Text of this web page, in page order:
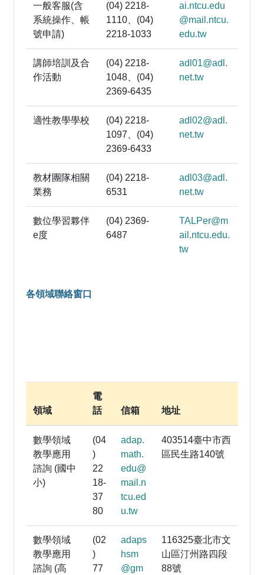
一般客服(含
系統操作、帳
號申請)
(04) 2218-
1110、(04)
2218-1033
ai.ntcu.edu
@mail.ntcu.
edu.tw
講師培訓及合
作活動
(04) 2218-
1048、(04)
2369-6435
adl01@adl.
net.tw
適性教學學校
(04) 2218-
1097、(04)
2369-6433
adl02@adl.
net.tw
教材團隊相關
業務
(04) 2218-
6531
adl03@adl.
net.tw
數位學習夥伴
e度
(04) 2369-
6487
TALPer@m
ail.ntcu.edu.
tw
各領域聯絡窗口
領域
電
話
信箱 地址
數學領域
教學應用
諮詢 (國中
小)
(04
)
22
18-
37
80
adap.
math.
edu@
mail.n
tcu.ed
u.tw
403514臺中市西
區民生路140號
數學領域
教學應用
諮詢 (高
(02
)
77
adaps
hsm
@gm
116325臺北市文
山區汀州路四段
88號